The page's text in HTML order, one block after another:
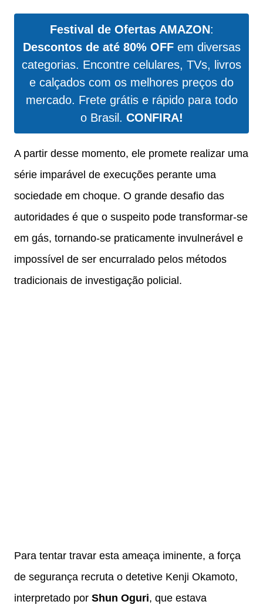
Festival de Ofertas AMAZON:
Descontos de até 80% OFFem diversas
categorias. Encontre celulares, TVs, livros
e calçados com os melhores preços do
mercado. Frete grátis e rápido para todo
o Brasil. CONFIRA!
A partir desse momento, ele promete realizar uma
série imparável de execuções perante uma
sociedade em choque. O grande desafio das
autoridades é que o suspeito pode transformar-se
em gás, tornando-se praticamente invulnerável e
impossível de ser encurralado pelos métodos
tradicionais de investigação policial.
Para tentar travar esta ameaça iminente, a força
de segurança recruta o detetive Kenji Okamoto,
interpretado por Shun Oguri, que estava